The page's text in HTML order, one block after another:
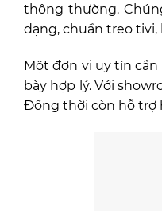
thông thường.
dạng, chuẩn treo
Một đơn vị uy tín
bày hợp lý. Với
Đồng thời còn hỗ trợ